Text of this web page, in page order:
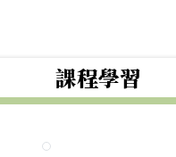
課程學習